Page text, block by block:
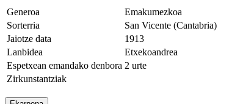
Generoa
Emakumezkoa
Sorterria
San Vicente (Cantabria)
Jaiotze data
1913
Lanbidea
Etxekoandrea
Espetxean emandako denbora 2 urte
Zirkunstantziak